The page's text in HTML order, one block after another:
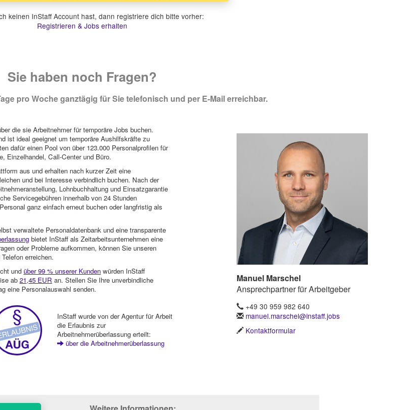
keinen InStaff Account hast, dann registriere dich bitte vorher:
Registrieren & Jobs erhalten
Sie haben noch Fragen?
pro Woche ganztägig für Sie telefonisch und per E-Mail erreichbar.
die sie Arbeitnehmer für temporäre Jobs buchen.
ist ideal geeignet um temporäre Aushilfskräfte zu
dafür einen Pool von über 123.000 Personalprofilen für
Einzelhandel, Call-Center und Büro.
aus und erhalten nach kurzer Zeit eine
und bei Interesse verbindlich buchen. Nach der
Lohnbuchhaltung und Einsatzgarantie
Servicegebühren innerhalb von 24 Stunden
ganz einfach erneut buchen oder langfristig als
verwaltete Personaldatenbank und eine transparente
bietet InStaff als Zeitarbeitsunternehmen eine
oder Probleme aufkommen, können Sie unseren
erreichen.
und über 99 % unserer Kunden würden InStaff
ab 21,45 EUR an. Stellen Sie Ihre unverbindliche
eine Personalauswahl senden.
InStaff wurde von der Agentur für Arbeit
die Erlaubnis zur
Arbeitnehmerüberlassung erteilt:
über die Arbeitnehmerüberlassung
Manuel Marschel
Ansprechpartner für Arbeitgeber
+49 30 959 982 640
manuel.marschel@instaff.jobs
Kontaktformular